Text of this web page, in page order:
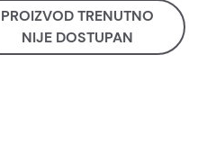
PROIZVOD TRENUTNO
NIJE DOSTUPAN